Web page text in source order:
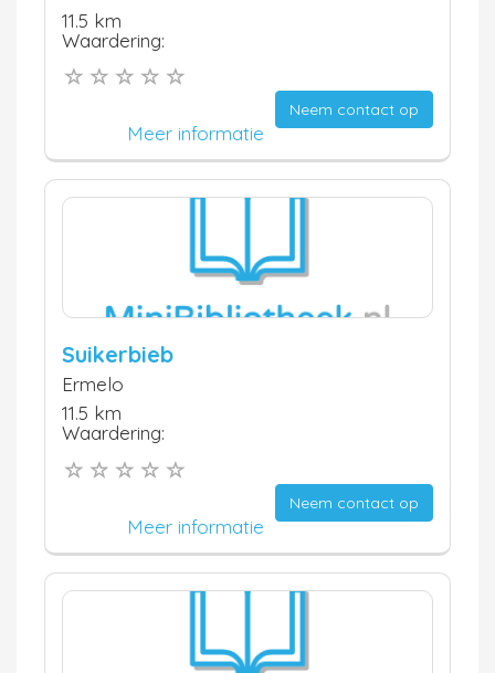
11.5 km
Waardering:
Neem contact op
Meer informatie
Suikerbieb
Ermelo
11.5 km
Waardering:
Neem contact op
Meer informatie